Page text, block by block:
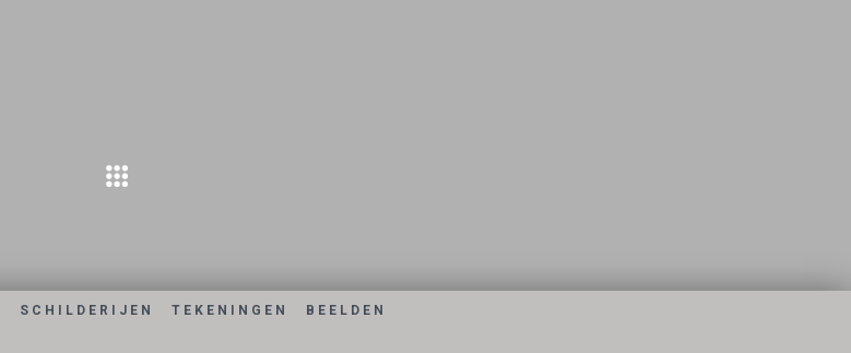
SCHILDERIJEN TEKENINGEN BEELDEN